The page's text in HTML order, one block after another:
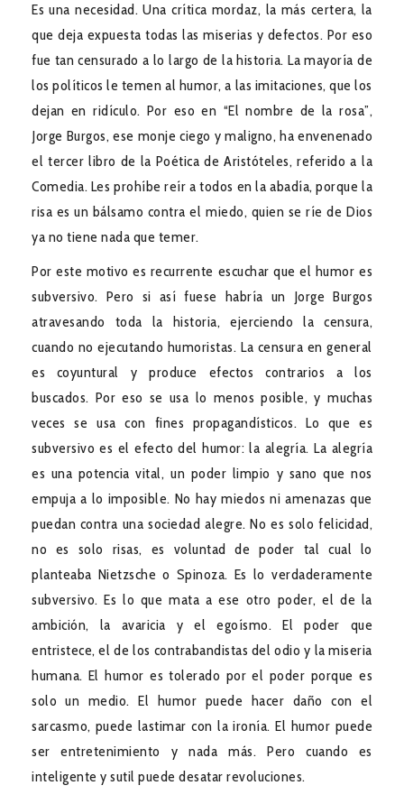
Es una necesidad. Una crítica mordaz, la más certera, la
que deja expuesta todas las miserias y defectos. Por eso
fue tan censurado a lo largo de la historia. La mayoría de
los políticos le temen al humor, a las imitaciones, que los
dejan en ridículo. Por eso en “El nombre de la rosa”,
Jorge Burgos, ese monje ciego y maligno, ha envenenado
el tercer libro de la Poética de Aristóteles, referido a la
Comedia. Les prohíbe reír a todos en la abadía, porque la
risa es un bálsamo contra el miedo, quien se ríe de Dios
ya no tiene nada que temer.
Por este motivo es recurrente escuchar que el humor es
subversivo. Pero si así fuese habría un Jorge Burgos
atravesando toda la historia, ejerciendo la censura,
cuando no ejecutando humoristas. La censura en general
es coyuntural y produce efectos contrarios a los
buscados. Por eso se usa lo menos posible, y muchas
veces se usa con fines propagandísticos. Lo que es
subversivo es el efecto del humor: la alegría. La alegría
es una potencia vital, un poder limpio y sano que nos
empuja a lo imposible. No hay miedos ni amenazas que
puedan contra una sociedad alegre. No es solo felicidad,
no es solo risas, es voluntad de poder tal cual lo
planteaba Nietzsche o Spinoza. Es lo verdaderamente
subversivo. Es lo que mata a ese otro poder, el de la
ambición, la avaricia y el egoísmo. El poder que
entristece, el de los contrabandistas del odio y la miseria
humana. El humor es tolerado por el poder porque es
solo un medio. El humor puede hacer daño con el
sarcasmo, puede lastimar con la ironía. El humor puede
ser entretenimiento y nada más. Pero cuando es
inteligente y sutil puede desatar revoluciones.